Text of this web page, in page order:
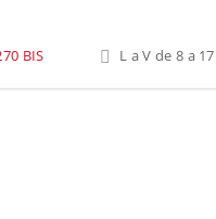
BIS L a V de 8 a
Para Balanzas y